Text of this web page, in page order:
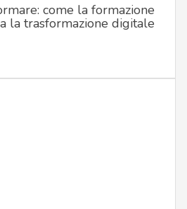
come la formazione
la trasformazione digitale